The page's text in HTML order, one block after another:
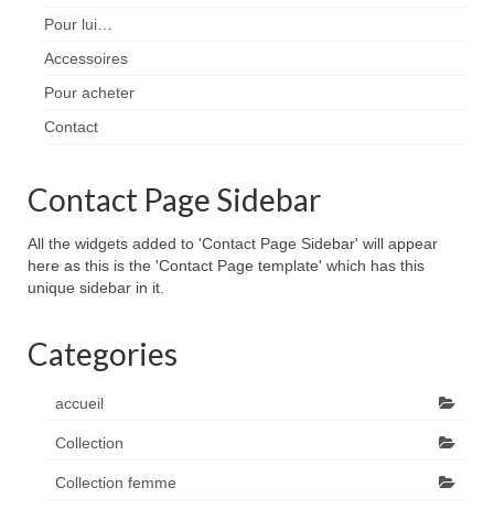
Pour lui…
Accessoires
Pour acheter
Contact
Contact Page Sidebar
All the widgets added to 'Contact Page Sidebar' will appear
here as this is the 'Contact Page template' which has this
unique sidebar in it.
Categories
accueil
Collection
Collection femme